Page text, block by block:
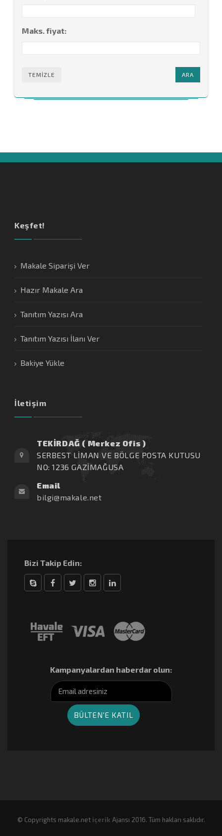
Maks. fiyat:
TEMIZLE ARA
Keşfet!
Makale Siparişi Ver
Hazır Makale Ara
Tanıtım Yazısı Ara
Tanıtım Yazısı İlanı Ver
Bakiye Yükle
İletişim
TEKİRDAĞ ( Merkez Ofis )
SERBEST LİMAN VE BÖLGE POSTA KUTUSU
NO: 1236 GAZİMAĞUSA
Email
bilgi@makale.net
Bizi Takip Edin:
Kampanyalardan haberdar olun:
© Copyrights makale.net içerik Ajansı 2016. Tüm hakları saklıdır.